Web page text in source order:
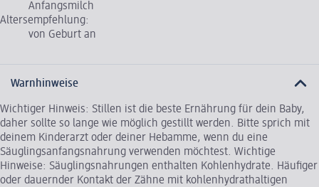
Anfangsmilch
Altersempfehlung:
von Geburt an
Warnhinweise
Wichtiger Hinweis: Stillen ist die beste Ernährung für dein Baby,
daher sollte so lange wie möglich gestillt werden. Bitte sprich mit
deinem Kinderarzt oder deiner Hebamme, wenn du eine
Säuglingsanfangsnahrung verwenden möchtest. Wichtige
Hinweise: Säuglingsnahrungen enthalten Kohlenhydrate. Häufiger
oder dauernder Kontakt der Zähne mit kohlenhydrathaltigen